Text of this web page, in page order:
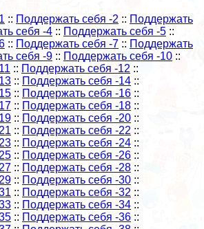
:: Поддержать себя -2 :: Поддержать
себя -4 :: Поддержать себя -5 ::
:: Поддержать себя -7 :: Поддержать
себя -9 :: Поддержать себя -10 ::
:: Поддержать себя -12 ::
:: Поддержать себя -14 ::
:: Поддержать себя -16 ::
:: Поддержать себя -18 ::
:: Поддержать себя -20 ::
:: Поддержать себя -22 ::
:: Поддержать себя -24 ::
:: Поддержать себя -26 ::
:: Поддержать себя -28 ::
:: Поддержать себя -30 ::
:: Поддержать себя -32 ::
:: Поддержать себя -34 ::
:: Поддержать себя -36 ::